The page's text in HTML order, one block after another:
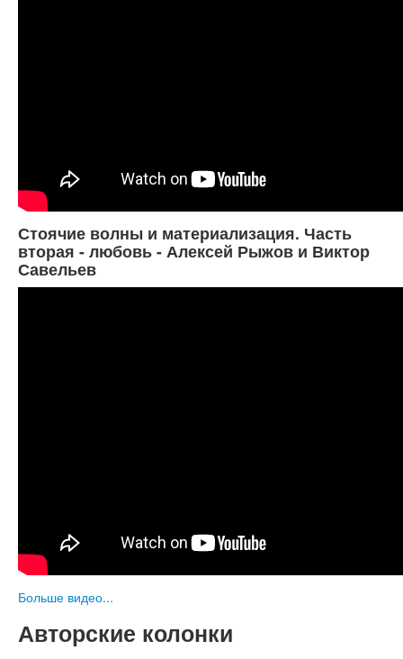
Стоячие волны и материализация. Часть
вторая - любовь - Алексей Рыжов и Виктор
Савельев
Больше видео...
Авторские колонки